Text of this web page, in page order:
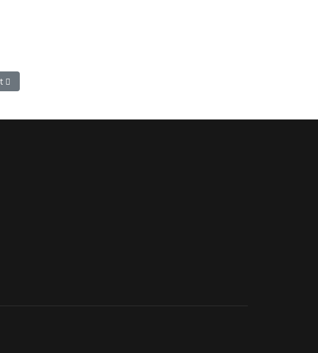
Detinguda una dona a Martorell per falsificar contractes de lloguer